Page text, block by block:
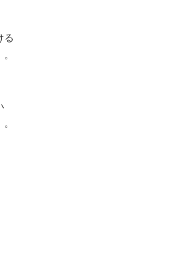
る